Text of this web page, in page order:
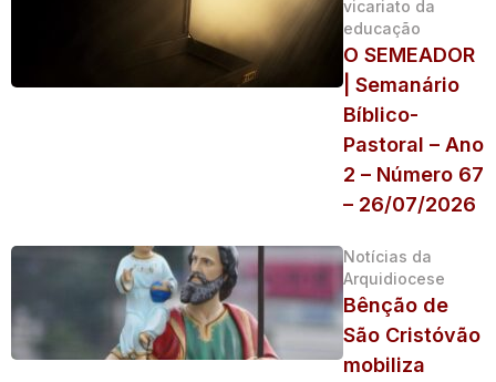
vicariato da
educação
O SEMEADOR
| Semanário
Bíblico-
Pastoral – Ano
2 – Número 67
– 26/07/2026
Notícias da
Arquidiocese
Bênção de
São Cristóvão
mobiliza